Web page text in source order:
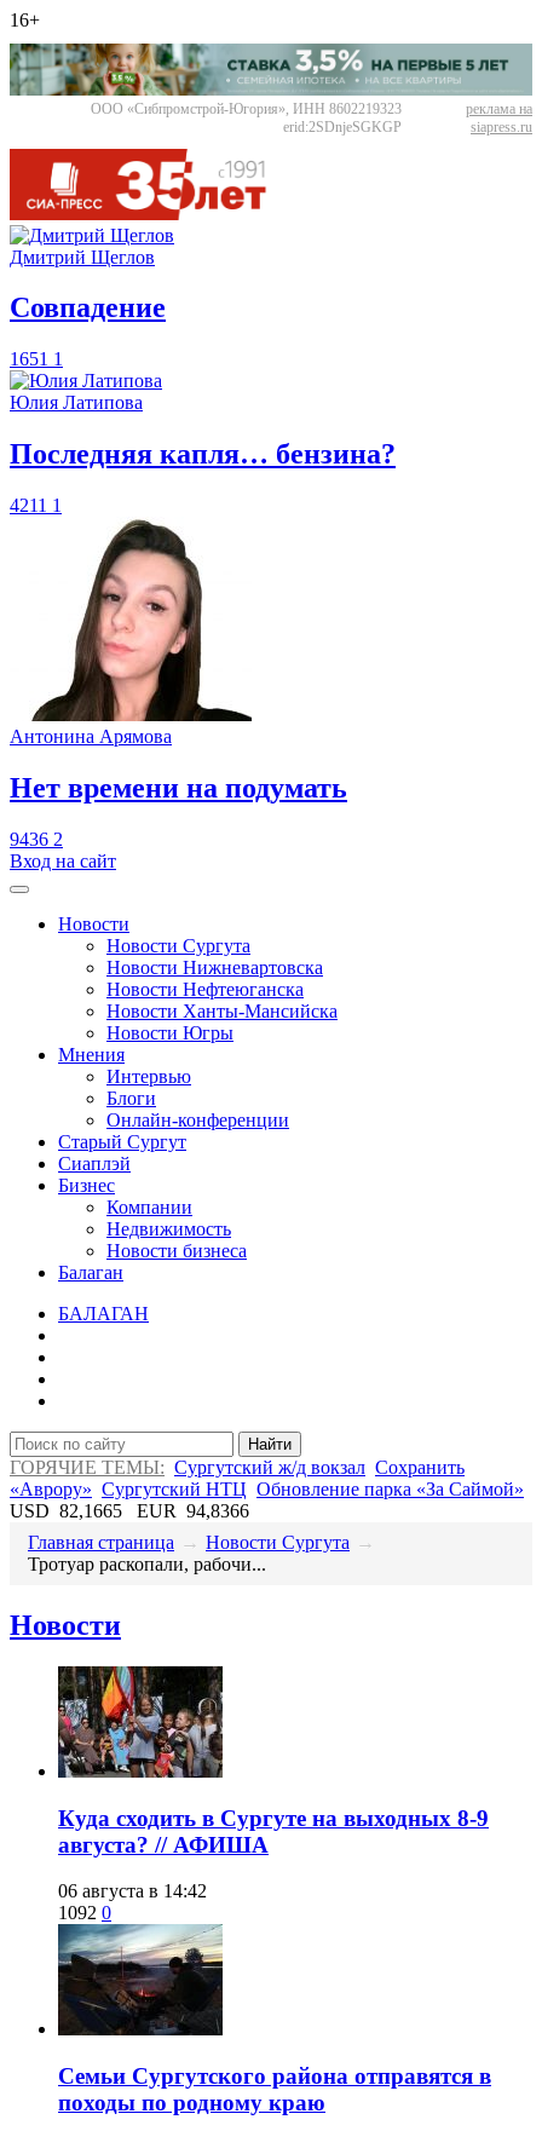
16+
ООО «Сибпромстрой-Югория», ИНН 8602219323
erid:2SDnjeSGKGP
реклама на
siapress.ru
Дмитрий Щеглов
​Совпадение
1651 1
Юлия Латипова
​Последняя капля… бензина?
4211 1
Антонина Арямова
​Нет времени на подумать
9436 2
Вход на сайт
Новости
Новости Сургута
Новости Нижневартовска
Новости Нефтеюганска
Новости Ханты-Мансийска
Новости Югры
Мнения
Интервью
Блоги
Онлайн-конференции
Старый Сургут
Сиаплэй
Бизнес
Компании
Недвижимость
Новости бизнеса
Балаган
БАЛАГАН
Найти
ГОРЯЧИЕ ТЕМЫ: Сургутский ж/д вокзал Сохранить
«Аврору» Сургутский НТЦ Обновление парка «За Саймой»
USD 82,1665 EUR 94,8366
Главная страница → Новости Сургута →
​Тротуар раскопали, рабочи...
Новости
​Куда сходить в Сургуте на выходных 8-9
августа? // АФИША
06 августа в 14:42
1092 0
​Семьи Сургутского района отправятся в
походы по родному краю